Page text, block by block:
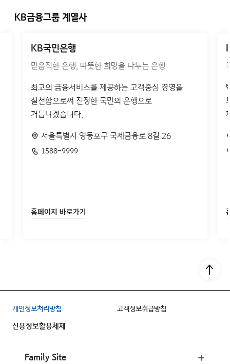
Go
KB금융그룹 계열사
KB국민은행
믿음직한 은행, 따뜻한 희망을 나누는 은행
최고의 금융서비스를 제공하는 고객중심 경영을
실천함으로써 진정한 국민의 은행으로
거듭나겠습니다.
서울특별시 영등포구 국제금융로 8길 26
1588-9999
홈페이지 바로가기
개인정보처리방침
고객정보취급방침
신용정보활용체제
Family Site